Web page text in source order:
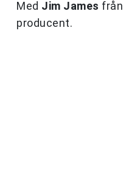
Med Jim James från
producent.